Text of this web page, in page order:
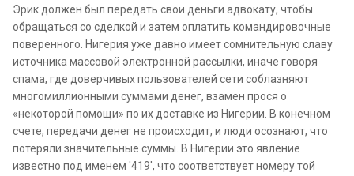
Эрик должен был передать свои деньги адвокату, чтобы
обращаться со сделкой и затем оплатить командировочные
поверенного. Нигерия уже давно имеет сомнительную славу
источника массовой электронной рассылки, иначе говоря
спама, где доверчивых пользователей сети соблазняют
многомиллионными суммами денег, взамен прося о
«некоторой помощи» по их доставке из Нигерии. В конечном
счете, передачи денег не происходит, и люди осознают, что
потеряли значительные суммы. В Нигерии это явление
известно под именем '419', что соответствует номеру той